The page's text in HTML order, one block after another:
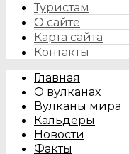
Туристам
О сайте
Карта сайта
Контакты
Главная
О вулканах
Вулканы мира
Кальдеры
Новости
Факты